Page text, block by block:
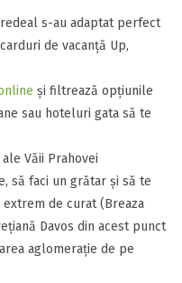
s-au adaptat perfect
de vacanță Up,
și filtrează opțiunile
sau hoteluri gata să te
Văii Prahovei
să faci un grătar și să te
de curat (Breaza
Davos din acest punct
aglomerație de pe